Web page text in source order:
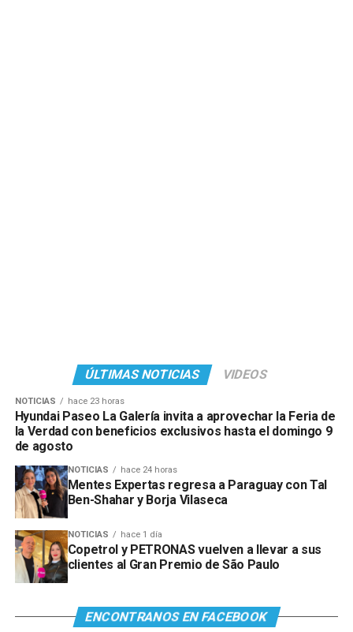
ÚLTIMAS NOTICIAS VIDEOS
NOTICIAS hace 23 horas
Hyundai Paseo La Galería invita a aprovechar la Feria de
la Verdad con beneficios exclusivos hasta el domingo 9
de agosto
NOTICIAS hace 24 horas
Mentes Expertas regresa a Paraguay con Tal
Ben-Shahar y Borja Vilaseca
NOTICIAS hace 1 día
Copetrol y PETRONAS vuelven a llevar a sus
clientes al Gran Premio de São Paulo
ENCONTRANOS EN FACEBOOK